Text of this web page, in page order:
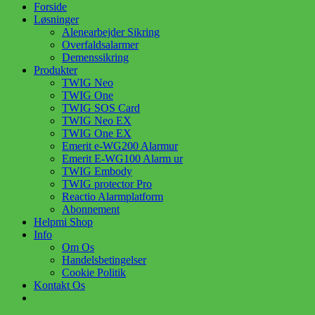
Forside
Løsninger
Alenearbejder Sikring
Overfaldsalarmer
Demenssikring
Produkter
TWIG Neo
TWIG One
TWIG SOS Card
TWIG Neo EX
TWIG One EX
Emerit e-WG200 Alarmur
Emerit E-WG100 Alarm ur
TWIG Embody
TWIG protector Pro
Reactio Alarmplatform
Abonnement
Helpmi Shop
Info
Om Os
Handelsbetingelser
Cookie Politik
Kontakt Os